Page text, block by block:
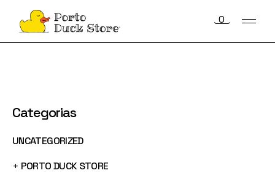
content
0
Categorias
UNCATEGORIZED
+ PORTO DUCK STORE